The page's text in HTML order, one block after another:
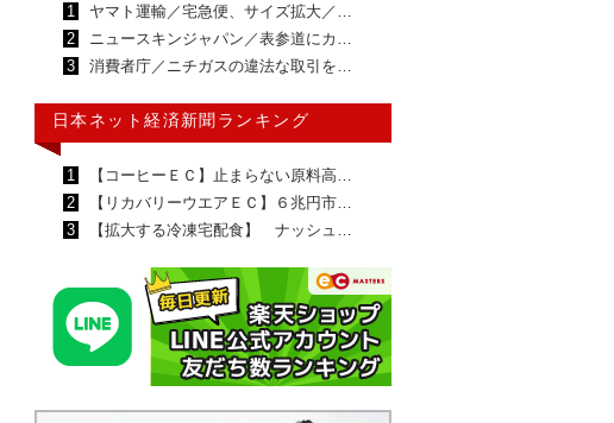
1
ヤマト運輸／宅急便、サイズ拡大／…
2
ニュースキンジャパン／表参道にカ…
3
消費者庁／ニチガスの違法な取引を…
日本ネット経済新聞ランキング
1
【コーヒーＥＣ】止まらない原料高…
2
【リカバリーウエアＥＣ】６兆円市…
3
【拡大する冷凍宅配食】 ナッシュ…